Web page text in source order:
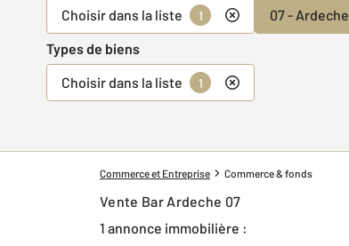
Choisir dans la liste
1
07 - Ardeche
Types de biens
Choisir dans la liste
1
Commerce et Entreprise Commerce & fonds
Vente Bar Ardeche 07
1 annonce immobilière :